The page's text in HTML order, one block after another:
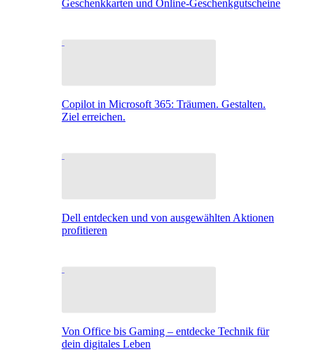
Geschenkkarten und Online-Geschenkgutscheine
Copilot in Microsoft 365: Träumen. Gestalten.
Ziel erreichen.
Dell entdecken und von ausgewählten Aktionen
profitieren
Von Office bis Gaming – entdecke Technik für
dein digitales Leben